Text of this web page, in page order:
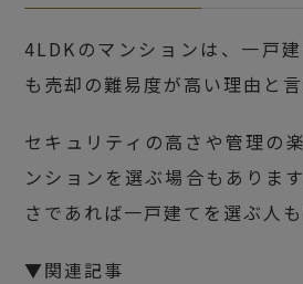
4LDKのマンションは、一戸
も売却の難易度が高い理由と言
セキュリティの高さや管理の
ンションを選ぶ場合もありま
さであれば一戸建てを選ぶ人も
▼関連記事